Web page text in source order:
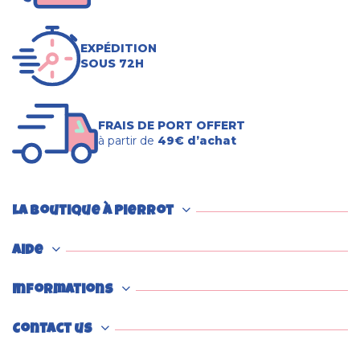
EXPÉDITION
SOUS 72H
FRAIS DE PORT OFFERT
à partir de 49€ d’achat
La boutique à Pierrot
Aide
Informations
Contact us